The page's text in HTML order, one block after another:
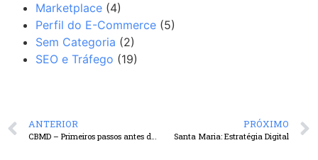
Marketplace (4)
Perfil do E-Commerce (5)
Sem Categoria (2)
SEO e Tráfego (19)
ANTERIOR
CBMD – Primeiros passos antes de começar a pensar em Growth
PRÓXIMO
Santa Maria: Estratégia Digital